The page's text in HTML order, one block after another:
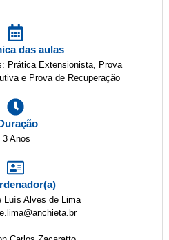
das aulas
Prática Extensionista, Prova
e Prova de Recuperação
3 Anos
Luís Alves de Lima